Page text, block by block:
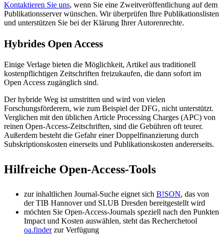
Kontaktieren Sie uns, wenn Sie eine Zweitveröffentlichung auf dem
Publikationsserver wünschen. Wir überprüfen Ihre Publikationslisten
und unterstützen Sie bei der Klärung Ihrer Autorenrechte.
Hybrides Open Access
Einige Verlage bieten die Möglichkeit, Artikel aus traditionell
kostenpflichtigen Zeitschriften freizukaufen, die dann sofort im
Open Access zugänglich sind.
Der hybride Weg ist umstritten und wird von vielen
Forschungsförderern, wie zum Beispiel der DFG, nicht unterstützt.
Verglichen mit den üblichen Article Processing Charges (APC) von
reinen Open-Access-Zeitschriften, sind die Gebühren oft teurer.
Außerdem besteht die Gefahr einer Doppelfinanzierung durch
Subskriptionskosten einerseits und Publikationskosten andererseits.
Hilfreiche Open-Access-Tools
zur inhaltlichen Journal-Suche eignet sich B!SON, das von
der TIB Hannover und SLUB Dresden bereitgestellt wird
möchten Sie Open-Access-Journals speziell nach den Punkten
Impact und Kosten auswählen, steht das Recherchetool
oa.finderzur Verfügung